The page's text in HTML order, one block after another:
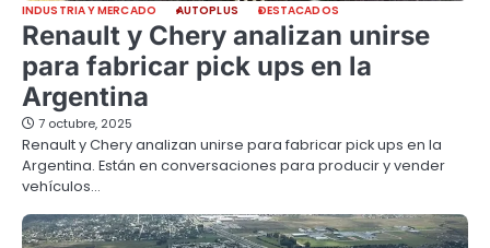
INDUSTRIA Y MERCADO AUTOPLUS DESTACADOS
Renault y Chery analizan unirse
para fabricar pick ups en la
Argentina
7 octubre, 2025
Renault y Chery analizan unirse para fabricar pick ups en la
Argentina. Están en conversaciones para producir y vender
vehículos…